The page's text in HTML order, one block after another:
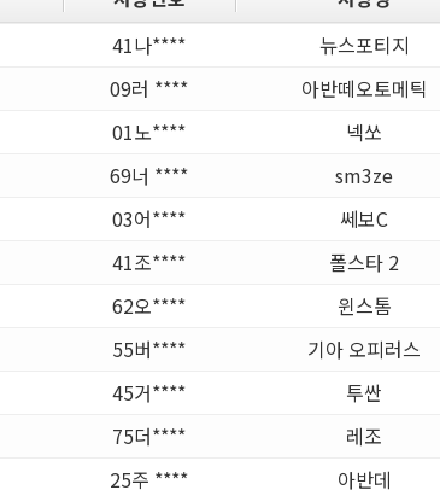
41나**** 뉴스포티지
09러 **** 아반떼오토메틱
01노**** 넥쏘
69너 **** sm3ze
03어**** 쎄보C
41조**** 폴스타 2
62오**** 윈스톰
55버**** 기아 오피러스
45거**** 투싼
75더**** 레조
25주 **** 아반데